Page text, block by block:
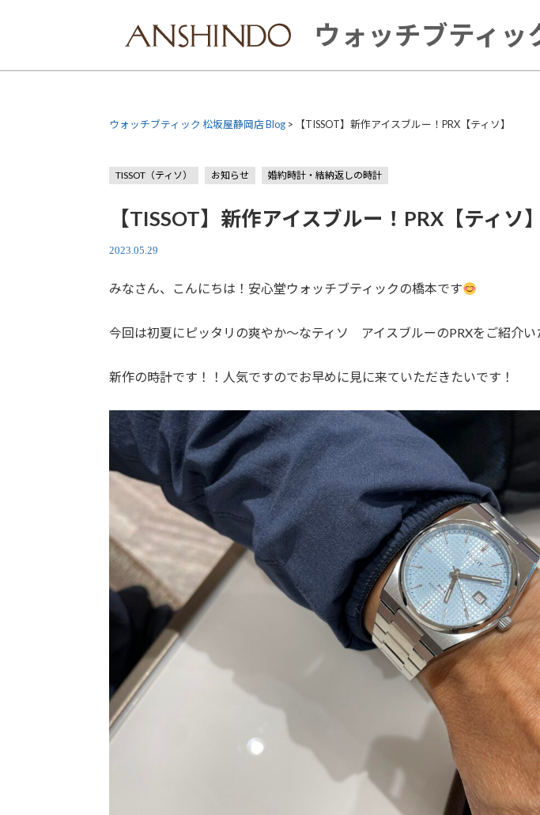
ウォッチブティッ
ウォッチブティック 松坂屋静岡店 Blog > 【TISSOT】新作アイスブルー！PRX【ティソ】
TISSOT（ティソ） お知らせ 婚約時計・結納返しの時計
【TISSOT】新作アイスブルー！PRX【ティソ】
2023.05.29
みなさん、こんにちは！安心堂ウォッチブティックの橋本です
今回は初夏にピッタリの爽やか〜なティソ アイスブルーのPRXをご紹介い
新作の時計です！！人気ですのでお早めに見に来ていただきたいです！